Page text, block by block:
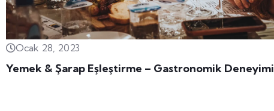
Ocak 28, 2023
Yemek & Şarap Eşleştirme – Gastronomik Deneyimi